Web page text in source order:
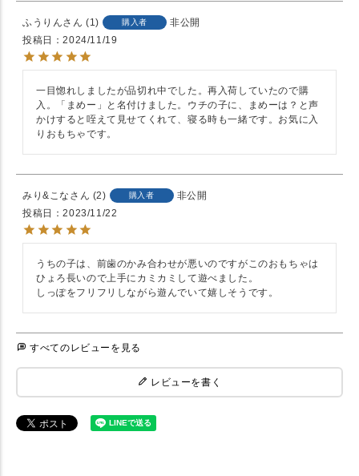
ふうりん 1 購入者
非公開
投稿日
2024/11/19
一目惚れしましたが品切れ中でした。再入荷していたので購
入。「まめー」と名付けました。ウチの子に、まめーは？と声
かけすると咥えて見せてくれて、寝る時も一緒です。お気に入
りおもちゃです。
みり&こな 2 購入者
非公開
投稿日
2023/11/22
うちの子は、前歯のかみ合わせが悪いのですがこのおもちゃは
ひょろ長いので上手にカミカミして遊べました。
しっぽをフリフリしながら遊んでいて嬉しそうです。
すべてのレビューを見る
レビューを書く